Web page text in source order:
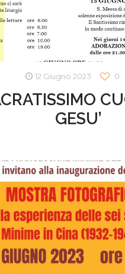
12 Giugno 2023 0
GESU’